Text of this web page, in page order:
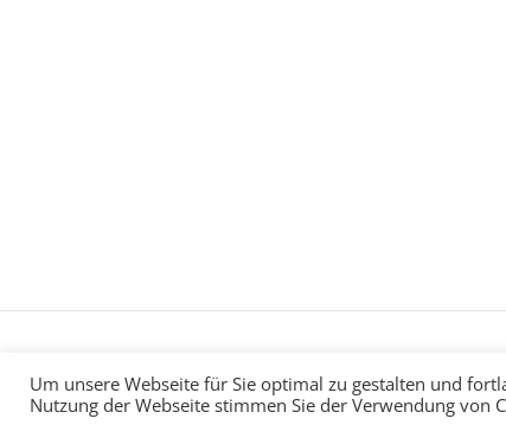
Impressum Datenschutz hallo!rot
Um unsere Webseite für Sie optimal zu gestalten und
Nutzung der Webseite stimmen Sie der Verwendung von